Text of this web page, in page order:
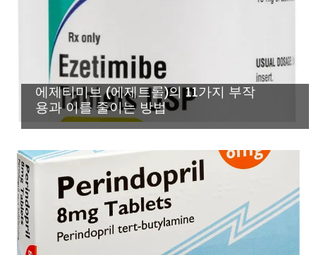
에제티미브 (에제트롤)의 11가지 부작
용과 이를 줄이는 방법